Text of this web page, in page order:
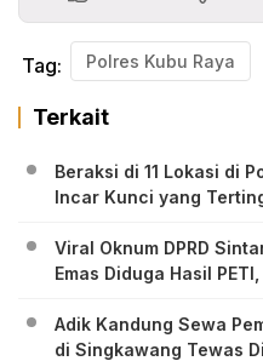
Tag: Polres Kubu Raya
Terkait
Beraksi di 11 Lokasi di
Incar Kunci yang
Viral Oknum DPRD
Emas Diduga Hasil
Adik Kandung Sewa
di Singkawang Tewas